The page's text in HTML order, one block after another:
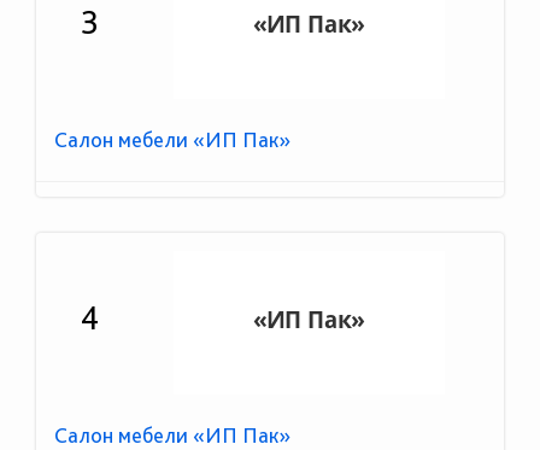
3
Салон мебели «ИП Пак»
4
Салон мебели «ИП Пак»